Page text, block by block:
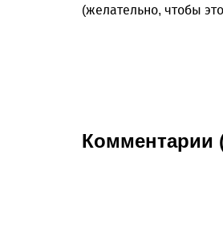
(желательно, чтобы
Комментарии